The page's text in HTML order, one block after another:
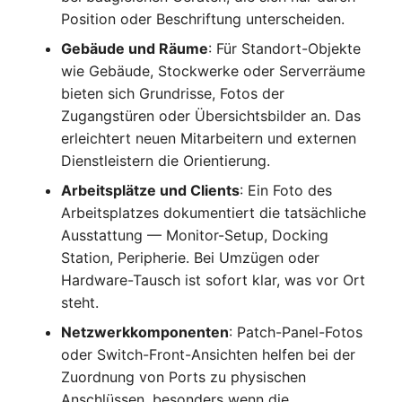
Release Notes 22
Release Notes 1.19
Release Notes 1.18
Release Notes 1.17
Release Notes 1.16
Release Notes 1.14
Release Notes 1.13
Release Notes 1.12
Release Notes 1.11
Changelog 22
Changelog 21
Changelog 20
Changelogs 1.19.x
Changelogs 1.18.x
Changelogs 1.17.x
Changelogs 1.16.x
Changelogs 1.15.x
Changelogs 1.14.x
FC-Switch
Flugzeug
Gebäude
Kabel
Kabeltrasse
Klimaanlage
Client
Konverter
IP Address Management
Kabel-Patches und -wege
Komplexe Reports
Passwörter verwalten
Prod→Test Datenbank-
Synchronisation
Standort-basierte
Benutzerrechte
Standorte
Switch Stacking
Maintenance
Nagios
OCS Inventory NG
Replacement
Rights Documentation
SHD Connect
URL-Router
Report Views
Signal-Slot System
DIY Daten-Import
Dashboard Widget
programmieren
Position oder Beschriftung unterscheiden.
Gebäude und Räume: Für Standort-Objekte
wie Gebäude, Stockwerke oder Serverräume
bieten sich Grundrisse, Fotos der
Zugangstüren oder Übersichtsbilder an. Das
erleichtert neuen Mitarbeitern und externen
Dienstleistern die Orientierung.
Arbeitsplätze und Clients: Ein Foto des
Arbeitsplatzes dokumentiert die tatsächliche
Ausstattung — Monitor-Setup, Docking
Station, Peripherie. Bei Umzügen oder
Hardware-Tausch ist sofort klar, was vor Ort
steht.
Netzwerkkomponenten: Patch-Panel-Fotos
oder Switch-Front-Ansichten helfen bei der
Zuordnung von Ports zu physischen